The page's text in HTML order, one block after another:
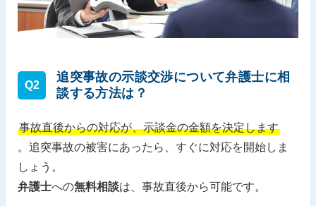
Q2
追突事故の示談交渉について弁護士に相
談する方法は？
事故直後からの対応が、示談金の金額を決定します
。追突事故の被害にあったら、すぐに対応を開始しま
しょう。
弁護士への無料相談は、事故直後から可能です。